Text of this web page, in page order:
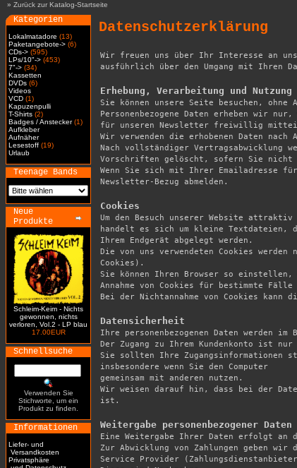
» Zurück zur Katalog-Startseite
Kategorien
Lokalmatadore (13)
Paketangebote-> (6)
CDs-> (595)
LPs/10"-> (453)
7"-> (34)
Kassetten
DVDs (6)
Videos
VCD (1)
Kapuzenpulli
T-Shirts (2)
Badges / Anstecker(1)
Aufkleber
Aufnäher
Lesestoff (19)
Urlaub
Teenage Bands
Neue
Produkte
Schleim-Keim - Nichts
gewonnen, nichts
verloren, Vol.2 - LP blau
17.00EUR
Schnellsuche
Verwenden Sie
Stichworte, um ein
Produkt zu finden.
Informationen
Liefer- und
Versandkosten
Privatsphäre
Datenschutzerklärung
Wir freuen uns über Ihr Interesse an
ausführlich über den Umgang mit Ihren
Erhebung, Verarbeitung und Nutzung
Sie können unsere Seite besuchen, ohne
Personenbezogene Daten erheben wir
für unseren Newsletter freiwillig
Wir verwenden die erhobenen Daten
Nach vollständiger Vertragsabwicklung
Vorschriften gelöscht, sofern Sie nicht
Wenn Sie sich mit Ihrer Emailadresse
Newsletter-Bezug abmelden.
Cookies
Um den Besuch unserer Website
handelt es sich um kleine Textdateien,
Ihrem Endgerät abgelegt werden.
Die von uns verwendeten Cookies
Cookies).
Sie können Ihren Browser so einstellen,
Annahme von Cookies für bestimmte
Bei der Nichtannahme von Cookies
Datensicherheit
Ihre personenbezogenen Daten werden
Der Zugang zu Ihrem Kundenkonto ist
Sie sollten Ihre Zugangsinformationen
insbesondere wenn Sie den Computer
gemeinsam mit anderen nutzen.
Wir weisen darauf hin, dass bei der
ist.
Weitergabe personenbezogener Daten
Eine Weitergabe Ihrer Daten erfolgt an
Zur Abwicklung von Zahlungen geben wir
Service Provider